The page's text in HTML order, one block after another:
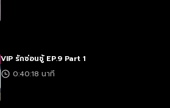
VIP รักซ่อนชู้ EP.9 Part 1
0:40:18 นาที